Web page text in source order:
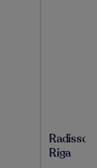
Radisson
Blu
Riga